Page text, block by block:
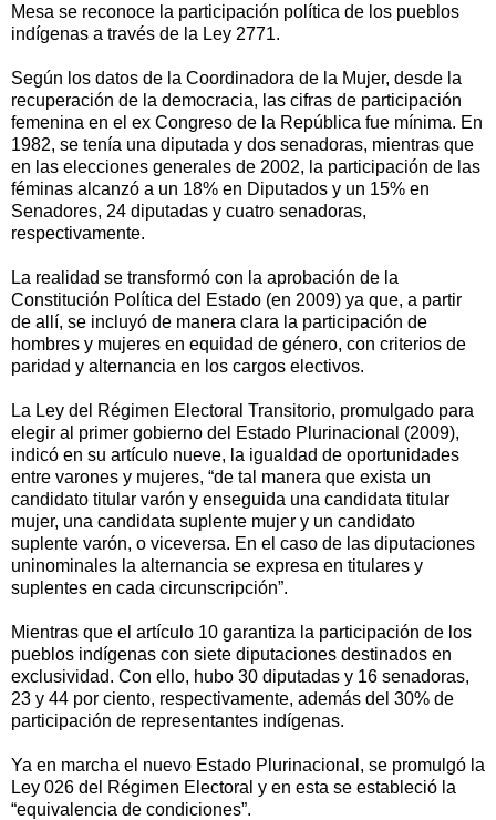
Mesa se reconoce la participación política de los pueblos
indígenas a través de la Ley 2771.
Según los datos de la Coordinadora de la Mujer, desde la
recuperación de la democracia, las cifras de participación
femenina en el ex Congreso de la República fue mínima. En
1982, se tenía una diputada y dos senadoras, mientras que
en las elecciones generales de 2002, la participación de las
féminas alcanzó a un 18% en Diputados y un 15% en
Senadores, 24 diputadas y cuatro senadoras,
respectivamente.
La realidad se transformó con la aprobación de la
Constitución Política del Estado (en 2009) ya que, a partir
de allí, se incluyó de manera clara la participación de
hombres y mujeres en equidad de género, con criterios de
paridad y alternancia en los cargos electivos.
La Ley del Régimen Electoral Transitorio, promulgado para
elegir al primer gobierno del Estado Plurinacional (2009),
indicó en su artículo nueve, la igualdad de oportunidades
entre varones y mujeres, “de tal manera que exista un
candidato titular varón y enseguida una candidata titular
mujer, una candidata suplente mujer y un candidato
suplente varón, o viceversa. En el caso de las diputaciones
uninominales la alternancia se expresa en titulares y
suplentes en cada circunscripción”.
Mientras que el artículo 10 garantiza la participación de los
pueblos indígenas con siete diputaciones destinados en
exclusividad. Con ello, hubo 30 diputadas y 16 senadoras,
23 y 44 por ciento, respectivamente, además del 30% de
participación de representantes indígenas.
Ya en marcha el nuevo Estado Plurinacional, se promulgó la
Ley 026 del Régimen Electoral y en esta se estableció la
“equivalencia de condiciones”.